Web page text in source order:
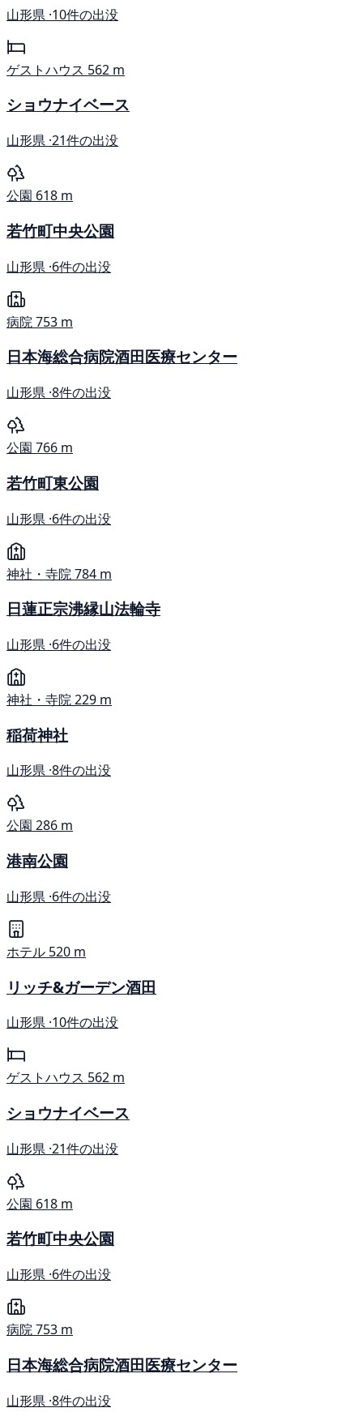
山形県 ·10件の出没
ゲストハウス 562 m
ショウナイベース
山形県 ·21件の出没
公園 618 m
若竹町中央公園
山形県 ·6件の出没
病院753 m
日本海総合病院酒田医療センター
山形県 ·8件の出没
公園 766 m
若竹町東公園
山形県 ·6件の出没
神社・寺院784 m
日蓮正宗沸縁山法輪寺
山形県 ·6件の出没
神社・寺院229 m
稲荷神社
山形県 ·8件の出没
公園 286 m
港南公園
山形県 ·6件の出没
ホテル 520 m
リッチ&ガーデン酒田
山形県 ·10件の出没
ゲストハウス 562 m
ショウナイベース
山形県 ·21件の出没
公園 618 m
若竹町中央公園
山形県 ·6件の出没
病院753 m
日本海総合病院酒田医療センター
山形県 ·8件の出没